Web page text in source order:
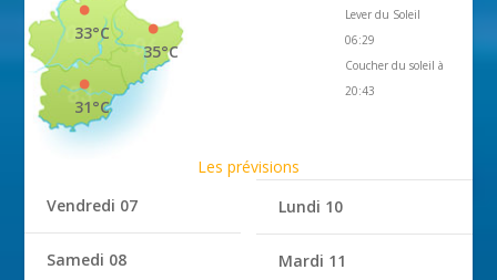
35°C
33°C
31°C
Lever du Soleil
06:29
Coucher du soleil à
20:43
Les prévisions
Vendredi 07
Samedi 08
Lundi 10
Mardi 11